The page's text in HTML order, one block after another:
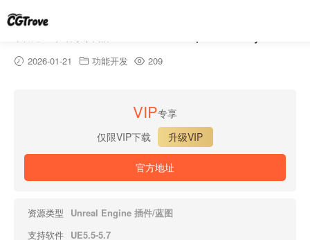
2026-01-21 功能开发 209
VIP专享
仅限VIP下载
升级VIP
官方地址
资源类型
Unreal Engine 插件/蓝图
支持软件 UE5.5-5.7